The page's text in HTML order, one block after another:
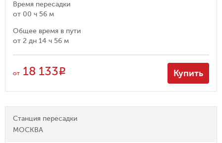
Время пересадки
от 00 ч 56 м
Общее время в пути
от 2 дн 14 ч 56 м
от 18 133R Купить
Станция пересадки
МОСКВА